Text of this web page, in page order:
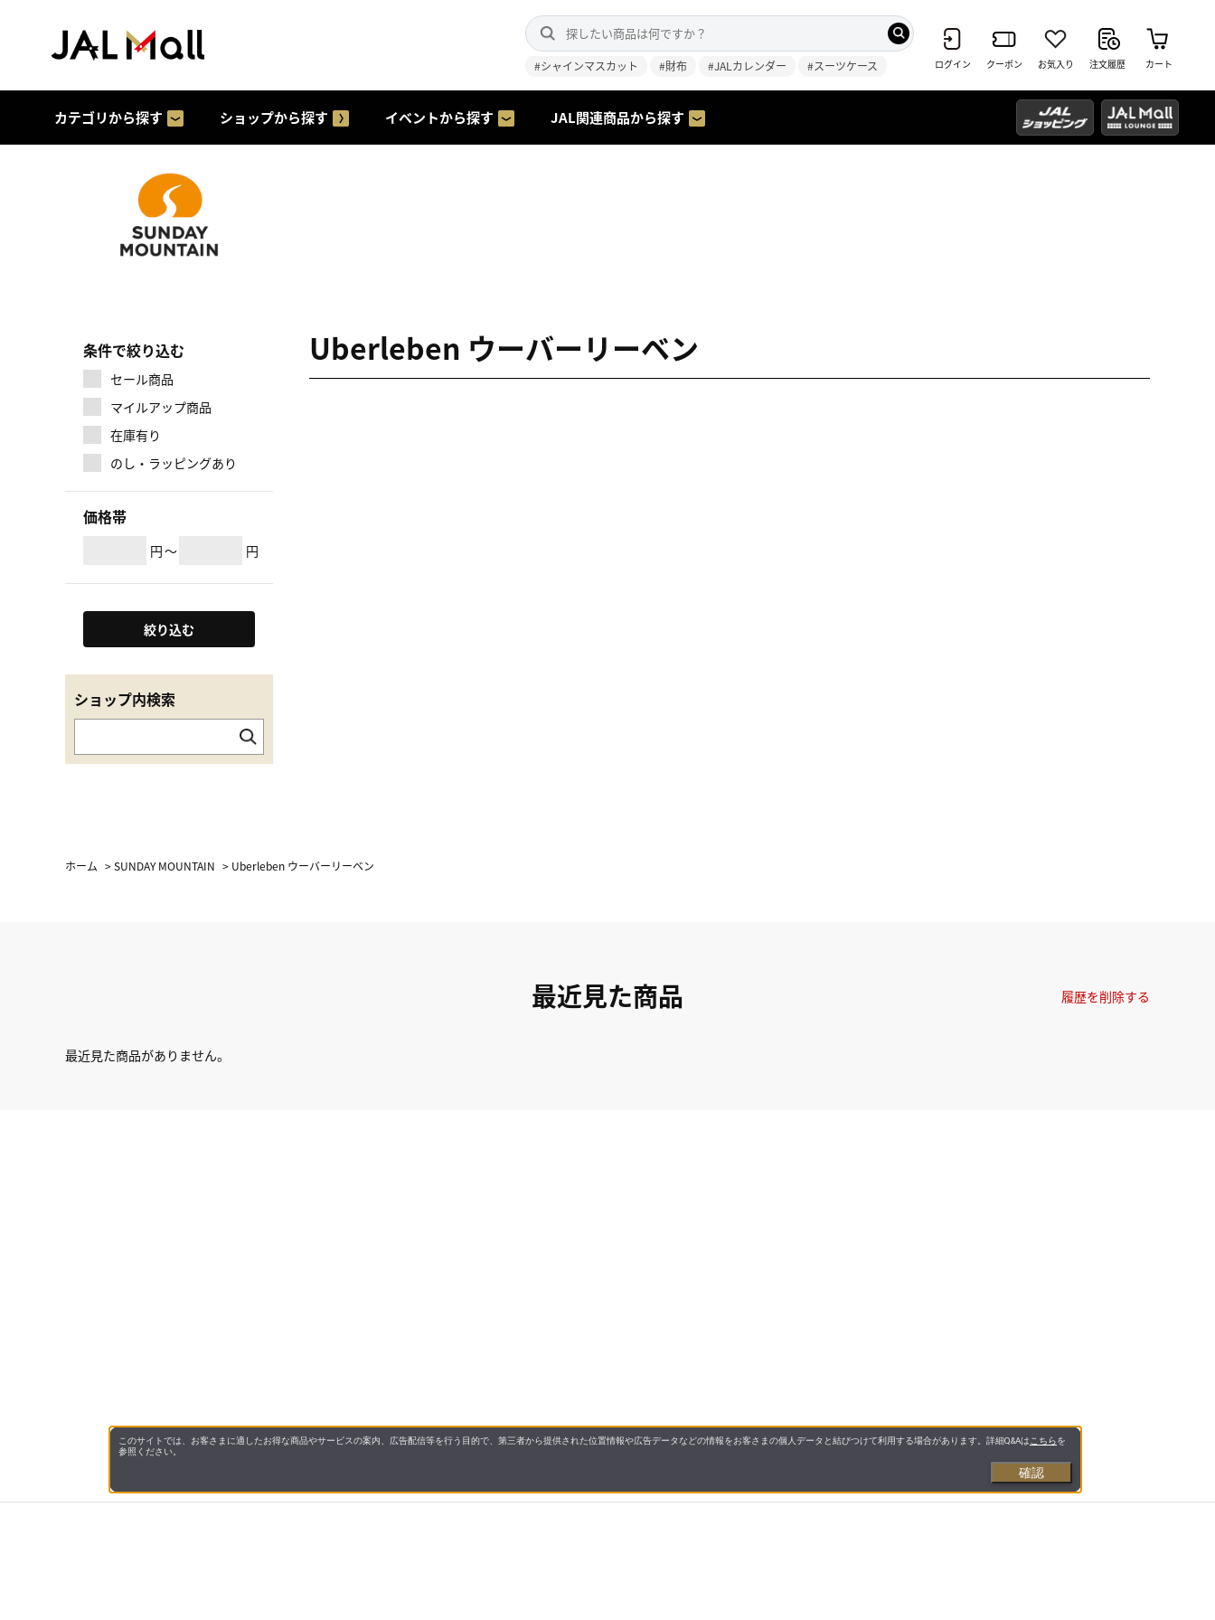
#シャインマスカット #財布 #JALカレンダー #スーツケース ログイン クーポン お気入り 注文履歴 カート
カテゴリから探す ショップから探す イベントから探す JAL関連商品から探す
マイルアップ商品
条件で絞り込む
セール商品
在庫有り
のし・ラッピングあり
価格帯
円～ 円
絞り込む
ショップ内検索
Uberleben ウーバーリーベン
ホーム >SUNDAY MOUNTAIN > Uberleben ウーバーリーベン
最近見た商品
最近見た商品がありません。
履歴を削除する
このサイトでは、お客さまに適したお得な商品やサービスの案内、広告配信等を行う目的で、第三者から提供された位置情報や広告データなどの情報をお客さまの個人データと結びつけて利用する場合があります。詳細Q&Aは こちらを
参照ください。
確認